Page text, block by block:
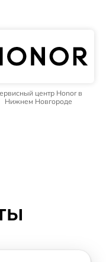
центр Honor в
Нижнем Новгороде